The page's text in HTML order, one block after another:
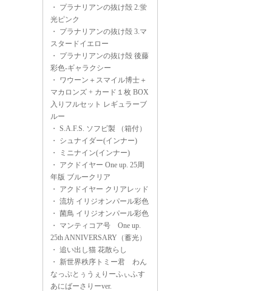
・ プラナリアンの抜け殻 2.蛍
光ピンク
・ プラナリアンの抜け殻 3.マ
スタードイエロー
・ プラナリアンの抜け殻 後藤
彩色-ギャラクシー
・ ワウーン＋スマイル博士＋
マカロンズ + カード１枚 BOX
入りフルセット レギュラーブ
ルー
・ S.A.F.S. ソフビ製 （箱付）
・ シュナイダー(インナー)
・
ミニナイン(インナー)
・ アクドイヤー One up. 25周
年版 ブルークリア
・ アクドイヤー クリアレッド
・ 流坊 イリジオンパール彩色
・ 菌鳥 イリジオンパール彩色
・ マンティコア号 One up.
25th ANNIVERSARY（蓄光）
・ 追い出し猫 花散らし
・ 新世界秩序トミー君 わん
なっぷとぅうぇりーふぃふす
あにばーさりーver.